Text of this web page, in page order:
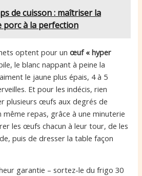
de cuisson : maîtriser la
porc à la perfection
optent pour unœuf « hyper
le blanc nappant à peine la
le jaune plus épais, 4 à 5
Et pour les indécis, rien
plusieurs œufs aux degrés de
même repas, grâce à une minuterie
les œufs chacun à leur tour, de les
puis de dresser la table façon
garantie – sortez-le du frigo 30